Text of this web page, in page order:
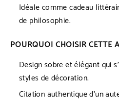
Idéale comme cadeau
de philosophie.
POURQUOI CHOISIR CETTE
Design sobre et élégant qui
styles de décoration.
Citation authentique d’un